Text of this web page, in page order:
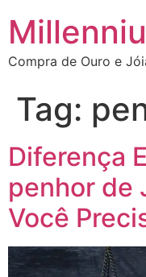
Compra de Ouro e
Tag:
Diferença
penhor de
Você